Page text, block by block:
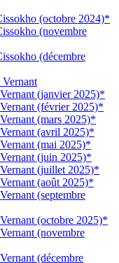
(octobre 2024)*
(novembre
(décembre
Vernant
(janvier 2025)*
(février 2025)*
(mars 2025)*
(avril 2025)*
(mai 2025)*
(juin 2025)*
(juillet 2025)*
(août 2025)*
(septembre
(octobre 2025)*
(novembre
(décembre